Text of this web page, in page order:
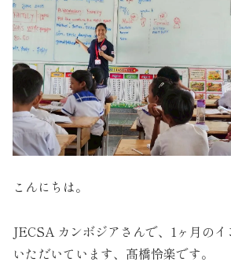
こんにちは。
JECSA カンボジアさんで、1ヶ月の
いただいています、髙橋怜楽です。